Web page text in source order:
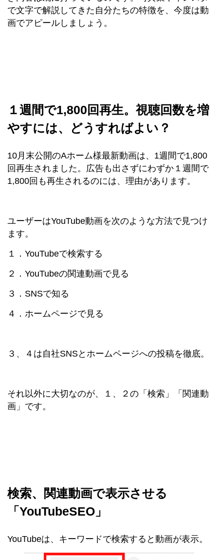
で文字で解説してきた自分たちの特徴を、今度は動
画でアピールしましょう。
１週間で1,800回再生。視聴回数を増
やすには、どうすればよい？
10月末公開のAホーム様最新動画は、1週間で1,800
回再生されました。広告も出さずにわずか１週間で
1,800回も再生されるのには、理由があります。
ユーザーはYouTube動画を次のような方法で見つけ
ます。
１．YouTubeで検索する
２．YouTubeの関連動画で見る
３．SNSで知る
４．ホームページで見る
３、４は自社SNSとホームページへの投稿を徹底。
それ以外に大切なのが、１、２の「検索」「関連動
画」です。
検索、関連動画で表示させる
「YouTubeSEO」
YouTubeは、キーワードで検索すると動画が表示。